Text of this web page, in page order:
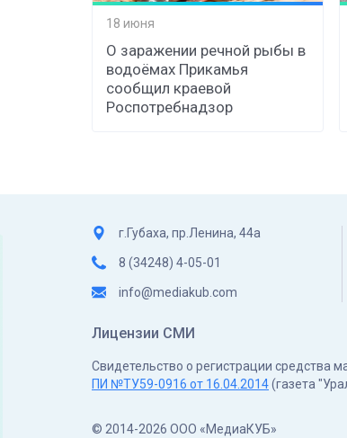
18 июня
О заражении речной рыбы в
водоёмах Прикамья
сообщил краевой
Роспотребнадзор
г.Губаха, пр.Ленина, 44а
8 (34248) 4-05-01
info@mediakub.com
Лицензии СМИ
Свидетельство о регистрации средства
ПИ №ТУ59-0916 от 16.04.2014(газета
© 2014-2026 ООО «МедиаКУБ»